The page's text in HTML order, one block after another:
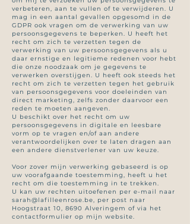
verbeteren, aan te vullen of te verwijderen. U
mag in een aantal gevallen opgesomd in de
GDPR ook vragen om de verwerking van uw
persoonsgegevens te beperken. U heeft het
recht om zich te verzetten tegen de
verwerking van uw persoonsgegevens als u
daar ernstige en legitieme redenen voor hebt
die onze noodzaak om je gegevens te
verwerken overstijgen. U heeft ook steeds het
recht om zich te verzetten tegen het gebruik
van persoonsgegevens voor doeleinden van
direct marketing, zelfs zonder daarvoor een
reden te moeten aangeven.
U beschikt over het recht om uw
persoonsgegevens in digitale en leesbare
vorm op te vragen en/of aan andere
verantwoordelijken over te laten dragen aan
een andere dienstverlener van uw keuze.
Voor zover mijn verwerking gebaseerd is op
uw voorafgaande toestemming, heeft u het
recht om die toestemming in te trekken.
U kan uw rechten uitoefenen per e-mail naar
sarah@lafilleenrose.be, per post naar
Hoogstraat 10, 8690 Alveringem of via het
contactformulier op mijn website.